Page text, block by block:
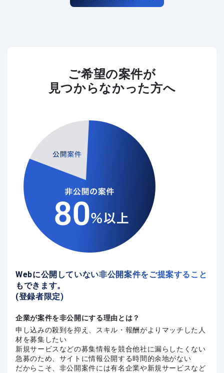
ご希望の案件が
見つからなかった方へ
Webに公開していない非公開案件をご提案すること
もできます。
(登録者限定)
企業が案件を非公開にする理由とは？
申し込みの殺到を抑え、スキル・報酬がよりマッチした人
材を募集したい
新規サービスなどの募集情報を競合他社に漏らしたくない
急募のため、サイトに情報公開する時間的余地がない
だからこそ、非公開案件には有名企業や新規サービスなど